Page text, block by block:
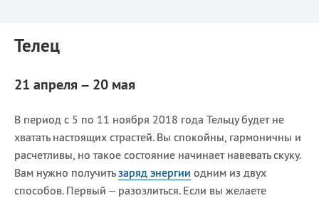
Телец
21 апреля – 20 мая
В период с 5 по 11 ноября 2018 года Тельцу будет не
хватать настоящих страстей. Вы спокойны, гармоничны и
расчетливы, но такое состояние начинает навевать скуку.
Вам нужно получитьзаряд энергии одним из двух
способов. Первый – разозлиться. Если вы желаете